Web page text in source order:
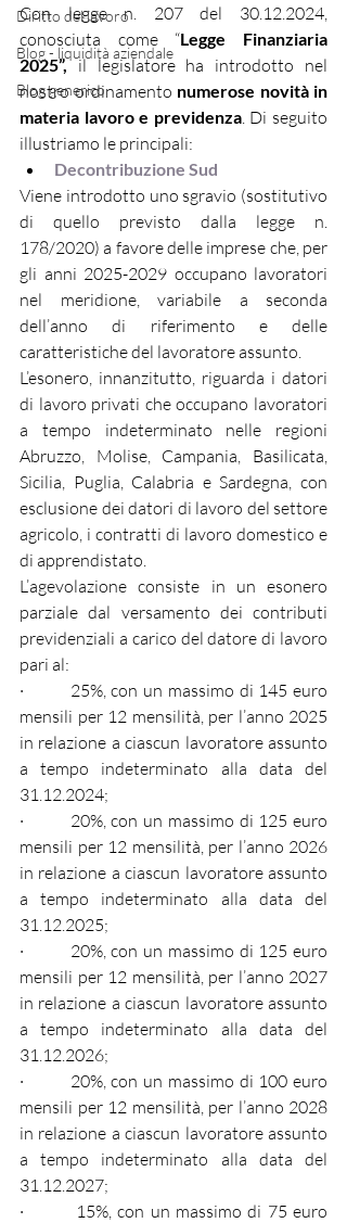
Diritto del lavoro
Blog - liquidità aziendale
Blog generico
Con legge n. 207 del 30.12.2024,
conosciuta come “Legge Finanziaria
2025”, il legislatore ha introdotto nel
nostro ordinamento numerose novità in
materia lavoro e previdenza. Di seguito
illustriamo le principali:
Decontribuzione Sud
Viene introdotto uno sgravio (sostitutivo
di quello previsto dalla legge n.
178/2020) a favore delle imprese che, per
gli anni 2025-2029 occupano lavoratori
nel meridione, variabile a seconda
dell’anno di riferimento e delle
caratteristiche del lavoratore assunto.
L’esonero, innanzitutto, riguarda i datori
di lavoro privati che occupano lavoratori
a tempo indeterminato nelle regioni
Abruzzo, Molise, Campania, Basilicata,
Sicilia, Puglia, Calabria e Sardegna, con
esclusione dei datori di lavoro del settore
agricolo, i contratti di lavoro domestico e
di apprendistato.
L’agevolazione consiste in un esonero
parziale dal versamento dei contributi
previdenziali a carico del datore di lavoro
pari al:
·         25%, con un massimo di 145 euro
mensili per 12 mensilità, per l’anno 2025
in relazione a ciascun lavoratore assunto
a tempo indeterminato alla data del
31.12.2024;
·         20%, con un massimo di 125 euro
mensili per 12 mensilità, per l’anno 2026
in relazione a ciascun lavoratore assunto
a tempo indeterminato alla data del
31.12.2025;
·         20%, con un massimo di 125 euro
mensili per 12 mensilità, per l’anno 2027
in relazione a ciascun lavoratore assunto
a tempo indeterminato alla data del
31.12.2026;
·         20%, con un massimo di 100 euro
mensili per 12 mensilità, per l’anno 2028
in relazione a ciascun lavoratore assunto
a tempo indeterminato alla data del
31.12.2027;
·         15%, con un massimo di 75 euro